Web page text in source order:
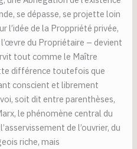
se dépasse, se projette loin
l’idée de la Proppriété privée,
du Propriétaire – devient
tout comme le Maître
différence toutefois que
conscient et librement
soit dit entre parenthèses,
le phénomène central du
de l’ouvrier, du
riche, mais